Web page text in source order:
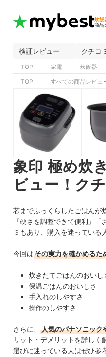
炊飯
商品
検証レビュー クチコミ
TOP 家電 炊飯器
TOP すべての商品レビュ
象印 極め炊
ビュー！ク
芯までふっくらしたごはんが
「硬さを調整できて便利」
ミもあり、購入を迷っている
今回はその実力を確かめるた
炊きたてごはんのおいし
保温ごはんのおいしさ
手入れのしやすさ
操作のしやすさ
さらに、 人気のパナソニック
リット・デメリットを詳しく
選びに迷っている人はぜひ参